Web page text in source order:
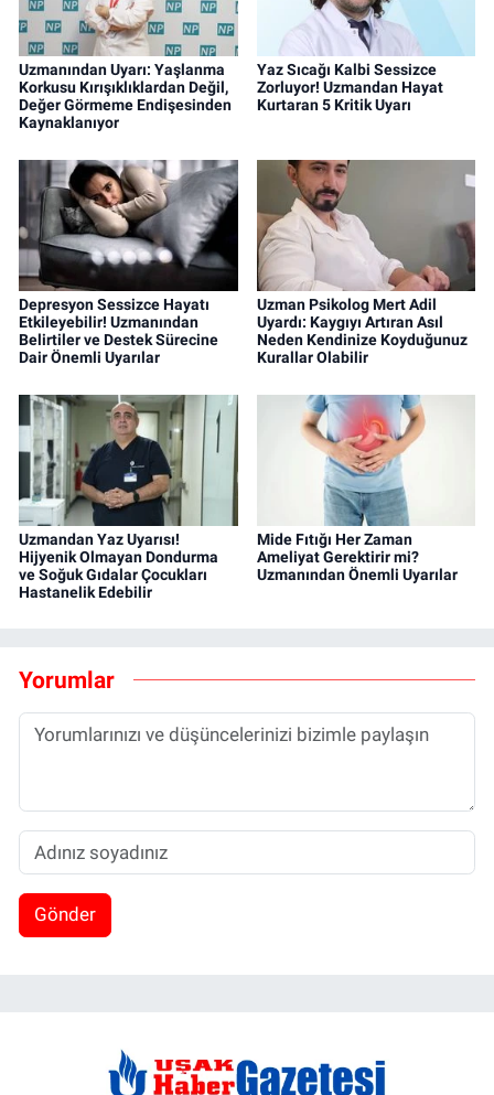
Uzmanından Uyarı: Yaşlanma
Korkusu Kırışıklıklardan Değil,
Değer Görmeme Endişesinden
Kaynaklanıyor
Yaz Sıcağı Kalbi Sessizce
Zorluyor! Uzmandan Hayat
Kurtaran 5 Kritik Uyarı
Depresyon Sessizce Hayatı
Etkileyebilir! Uzmanından
Belirtiler ve Destek Sürecine
Dair Önemli Uyarılar
Uzman Psikolog Mert Adil
Uyardı: Kaygıyı Artıran Asıl
Neden Kendinize Koyduğunuz
Kurallar Olabilir
Uzmandan Yaz Uyarısı!
Hijyenik Olmayan Dondurma
ve Soğuk Gıdalar Çocukları
Hastanelik Edebilir
Mide Fıtığı Her Zaman
Ameliyat Gerektirir mi?
Uzmanından Önemli Uyarılar
Yorumlar
Gönder